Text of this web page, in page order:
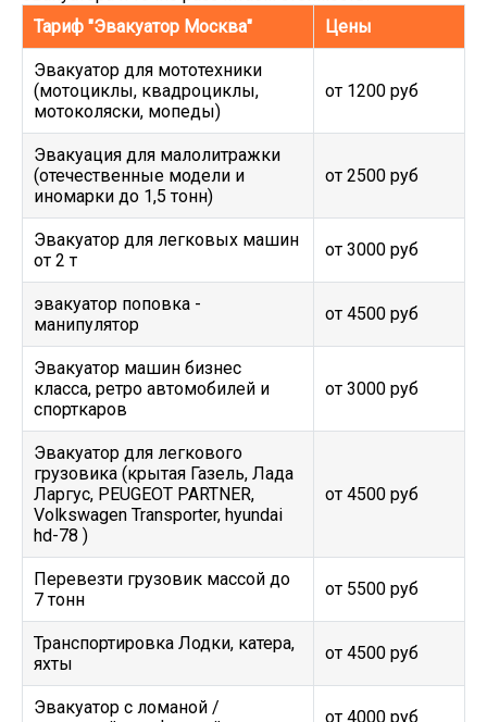
Тариф "Эвакуатор Москва"
Цены
Эвакуатор для мототехники
(мотоциклы, квадроциклы,
мотоколяски, мопеды)
от 1200 руб
Эвакуация для малолитражки
(отечественные модели и
иномарки до 1,5 тонн)
от 2500 руб
Эвакуатор для легковых машин
от 2 т
от 3000 руб
эвакуатор поповка -
манипулятор
от 4500 руб
Эвакуатор машин бизнес
класса, ретро автомобилей и
спорткаров
от 3000 руб
Эвакуатор для легкового
грузовика (крытая Газель, Лада
Ларгус, PEUGEOT PARTNER,
Volkswagen Transporter, hyundai
hd-78 )
от 4500 руб
Перевезти грузовик массой до
7 тонн
от 5500 руб
Транспортировка Лодки, катера,
яхты
от 4500 руб
Эвакуатор c ломаной /
от 4000 руб